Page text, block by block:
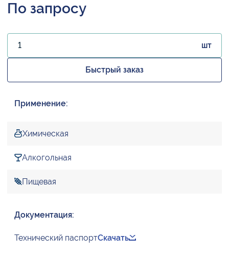
По запросу
шт
Быстрый заказ
Применение:
Химическая
Алкогольная
Пищевая
Документация:
Технический паспортСкачать